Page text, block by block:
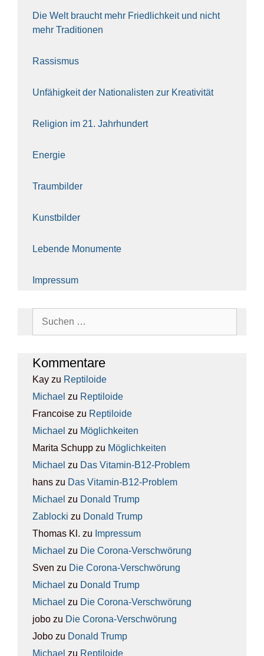
Die Welt braucht mehr Fried­lich­keit und nicht
mehr Tra­di­tio­nen
Ras­sis­mus
Unfä­hig­keit der Natio­na­lis­ten zur Krea­ti­vi­tät
Reli­gi­on im 21. Jahr­hun­dert
Ener­gie
Traum­bil­der
Kunst­bil­der
Leben­de Monu­men­te
Impres­sum
Kom­men­ta­re
Kay zu Rep­ti­lo­ide
Michael zu Rep­ti­lo­ide
Francoise zu Rep­ti­lo­ide
Michael zu Mög­lich­kei­ten
Marita Schupp zu Mög­lich­kei­ten
Michael zu Das Vit­amin-B12-Pro­blem
hans zu Das Vit­amin-B12-Pro­blem
Michael zu Donald Trump
Zablocki zu Donald Trump
Thomas Kl. zu Impres­sum
Michael zu Die Coro­na-Ver­schwö­rung
Sven zu Die Coro­na-Ver­schwö­rung
Michael zu Donald Trump
Michael zu Die Coro­na-Ver­schwö­rung
jobo zu Die Coro­na-Ver­schwö­rung
Jobo zu Donald Trump
Michael zu Rep­ti­lo­ide